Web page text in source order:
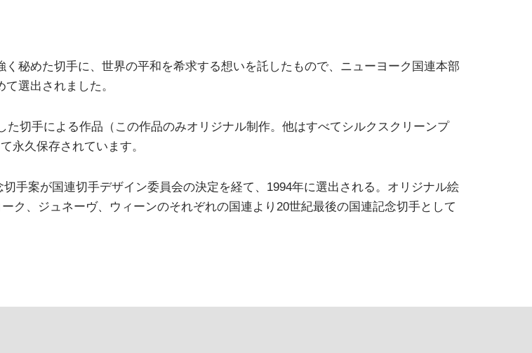
秘めた切手に、世界の平和を希求する想いを託したもので、ニューヨーク国連本部
選出されました。
切手による作品（この作品のみオリジナル制作。他はすべてシルクスクリーンプ
永久保存されています。
手案が国連切手デザイン委員会の決定を経て、1994年に選出される。オリジナル絵
ク、ジュネーヴ、ウィーンのそれぞれの国連より20世紀最後の国連記念切手として